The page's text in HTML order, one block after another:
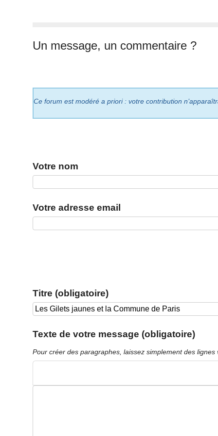
Un message, un commentaire ?
Ce forum est modéré a priori : votre contribution
Votre nom
Votre adresse email
Titre (obligatoire)
Texte de votre message (obligatoire)
Pour créer des paragraphes, laissez simplement des lignes